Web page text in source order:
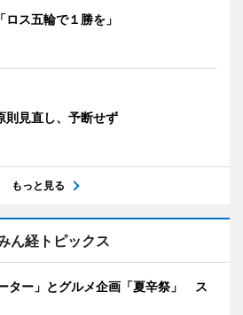
ロス五輪で１勝を」
則見直し、予断せず
もっと見る
ん経トピックス
ター」とグルメ企画「夏辛祭」 ス